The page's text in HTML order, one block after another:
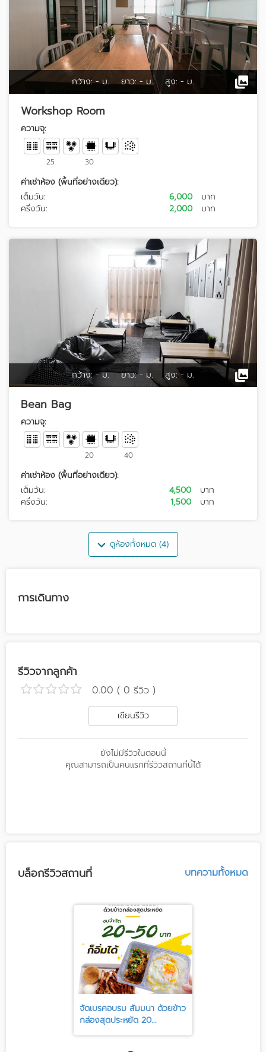
กว้าง: - ม. ยาว: - ม. สูง: - ม.
Workshop Room
ความจุ:
25 30
ค่าเช่าห้อง (พื้นที่อย่างเดียว):
เต็มวัน:
6,000
บาท
ครึ่งวัน:
2,000 บาท
กว้าง: - ม. ยาว: - ม. สูง: - ม.
Bean Bag
ความจุ:
20 40
ค่าเช่าห้อง (พื้นที่อย่างเดียว):
เต็มวัน:
4,500
บาท
ครึ่งวัน:
1,500 บาท
ดูห้องทั้งหมด (4)
การเดินทาง
รีวิวจากลูกค้า
0.00 ( 0 รีวิว )
เขียนรีวิว
ยังไม่มีรีวิวในตอนนี้
คุณสามารถเป็นคนแรกที่รีวิวสถานที่นี้ได้
บล็อกรีวิวสถานที่ บทความทั้งหมด
จัดเบรคอบรม สัมมนา ด้วยข้าว
กล่องสุดประหยัด 20...